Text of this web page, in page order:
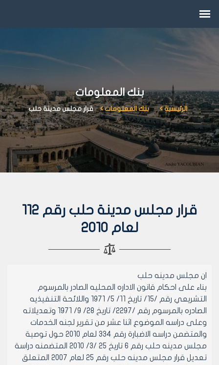
بنك المعلومات
الرئيسية بنك المعلومات قرار مجلس مدينة حلب
قرار مجلس مدينة حلب رقم 112
لعام 2010
ان مجلس مدينه حلب
بناء على احكام قانون الاداره المحليه الصادر بالمرسوم
التشريعي رقم /15/ تاريخ 11/ 5/ 1971 واللائحة التنفيذيه
الصادره بالمرسوم رقم /2297/ تاريخ 28/ 9/ 1971 وتعديلاته
وعلى دراسه الموضوع اثنا عشر من تقرير لجنه الخدمات
والمتضمن دراسه الاضبارة رقم 334 لعام 2010 حول توصية
مجلس مدينه حلب رقم 6 تاريخ 25 /3/ 2010 المتضمنه دراسة
تعديل قرار مجلس مدينه حلب رقم 25 لعام 2007 المتعلق